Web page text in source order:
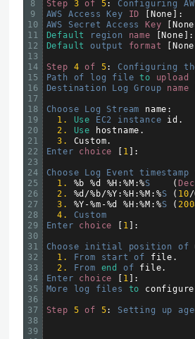
8
9
10
11
12
13
14
15
16
17
18
19
20
21
22
23
24
25
26
27
28
29
30
31
32
33
34
35
36
37
38
39
Step 3 of 5: Configuring
AWS Access Key ID None
:
AWS Secret Access Key None
Default
region name None
:
Default
output format None
Step 4 of 5: Configuring
Path of log file to upload
Destination
Log Group name
Choose Log Stream name :
1.
Use EC2 instance id .
2.
Use hostname .
3.
Custom.
Enter choice 1 :
Choose Log Event timestamp
1.
%b %d %H : %M :%S ( Dec
2.
%d /% b/%Y : % H :%M : %S ( 10/
3.
%Y -%m -%d % H :%M : %S (
4.
Custom
Enter choice 1 :
Choose initial position of
1.
From start of file .
2.
From end of file.
Enter choice 1
:
More
log files to configure
Step 5 of 5: Setting up